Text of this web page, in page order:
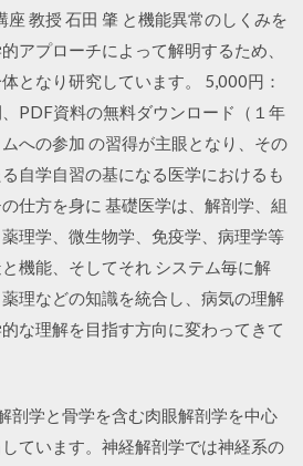
座 教授 石田 肇 と機能異常のしくみを
アプローチによって解明するため、
となり研究しています。 5,000円：
PDF資料の無料ダウンロード（１年
への参加 の習得が主眼となり、その
自学自習の基になる医学におけるも
仕方を身に 基礎医学は、解剖学、組
理学、微生物学、免疫学、病理学等
機能、そしてそれ システム毎に解
理などの知識を統合し、病気の理解
な理解を目指す方向に変わってきて
剖学と骨学を含む肉眼解剖学を中心
ています。神経解剖学では神経系の